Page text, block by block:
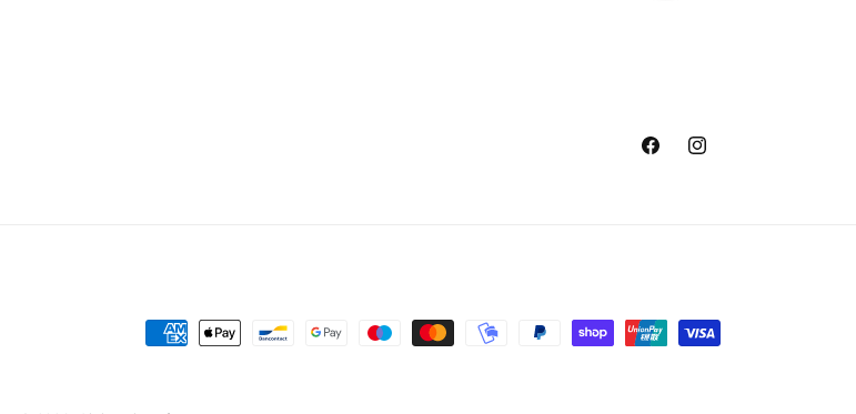
FacebookInstagram
Metodi